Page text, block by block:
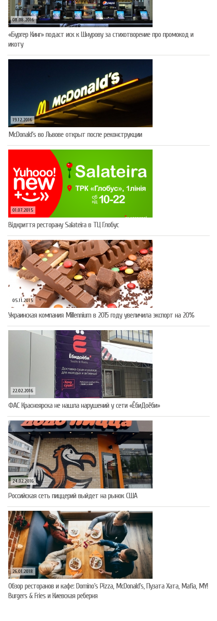
08.08.2016
«Бургер Кинг» подаст иск к Шнурову за стихотворение про промокод и
икоту
19.12.2016
McDonald’s во Львове открыт после реконструкции
01.07.2015
Відкриття ресторану Salateirа в ТЦ Глобус
05.11.2015
Украинская компания Millennium в 2015 году увеличила экспорт на 20%
22.02.2016
ФАС Красноярска не нашла нарушений у сети «ЁбиДоёби»
24.02.2016
Российская сеть пиццерий выйдет на рынок США
26.01.2018
Обзор ресторанов и кафе: Domino’s Pizza, McDonald’s, Пузата Хата, Mafia, MY!
Burgers & Fries и Киевская реберня